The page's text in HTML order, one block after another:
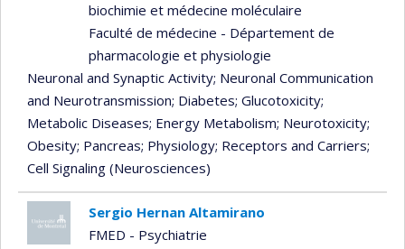
biochimie et médecine moléculaire
Faculté de médecine - Département de
pharmacologie et physiologie
Neuronal and Synaptic Activity; Neuronal Communication
and Neurotransmission; Diabetes; Glucotoxicity;
Metabolic Diseases; Energy Metabolism; Neurotoxicity;
Obesity; Pancreas; Physiology; Receptors and Carriers;
Cell Signaling (Neurosciences)
Sergio Hernan Altamirano
FMED - Psychiatrie